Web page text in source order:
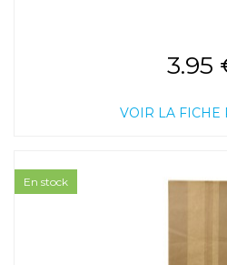
3.95
VOIR LA FICHE
En stock